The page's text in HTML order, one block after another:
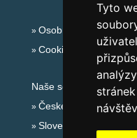
Tyto
Osobní údaje
Cookies
Naše servery:
České hory
Slovenské hory